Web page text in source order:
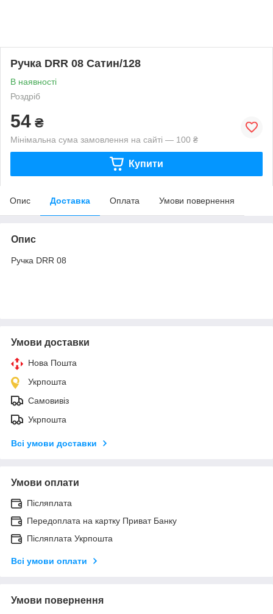
Ручка DRR 08 Сатин/128
В наявності
Роздріб
54 ₴
Мінімальна сума замовлення на сайті — 100 ₴
Купити
Опис Доставка Оплата Умови повернення
Опис
Ручка DRR 08
Умови доставки
Нова Пошта
Укрпошта
Самовивіз
Укрпошта
Всі умови доставки
Умови оплати
Післяплата
Передоплата на картку Приват Банку
Післяплата Укрпошта
Всі умови оплати
Умови повернення